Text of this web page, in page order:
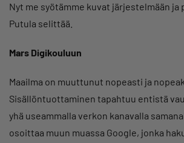
Nyt me syötämme kuvat järjestelmään ja
Putula selittää.
Mars Digikouluun
Maailma on muuttunut nopeasti ja
Sisällöntuottaminen tapahtuu entistä
yhä useammalla verkon kanavalla
osoittaa muun muassa Google, jonka